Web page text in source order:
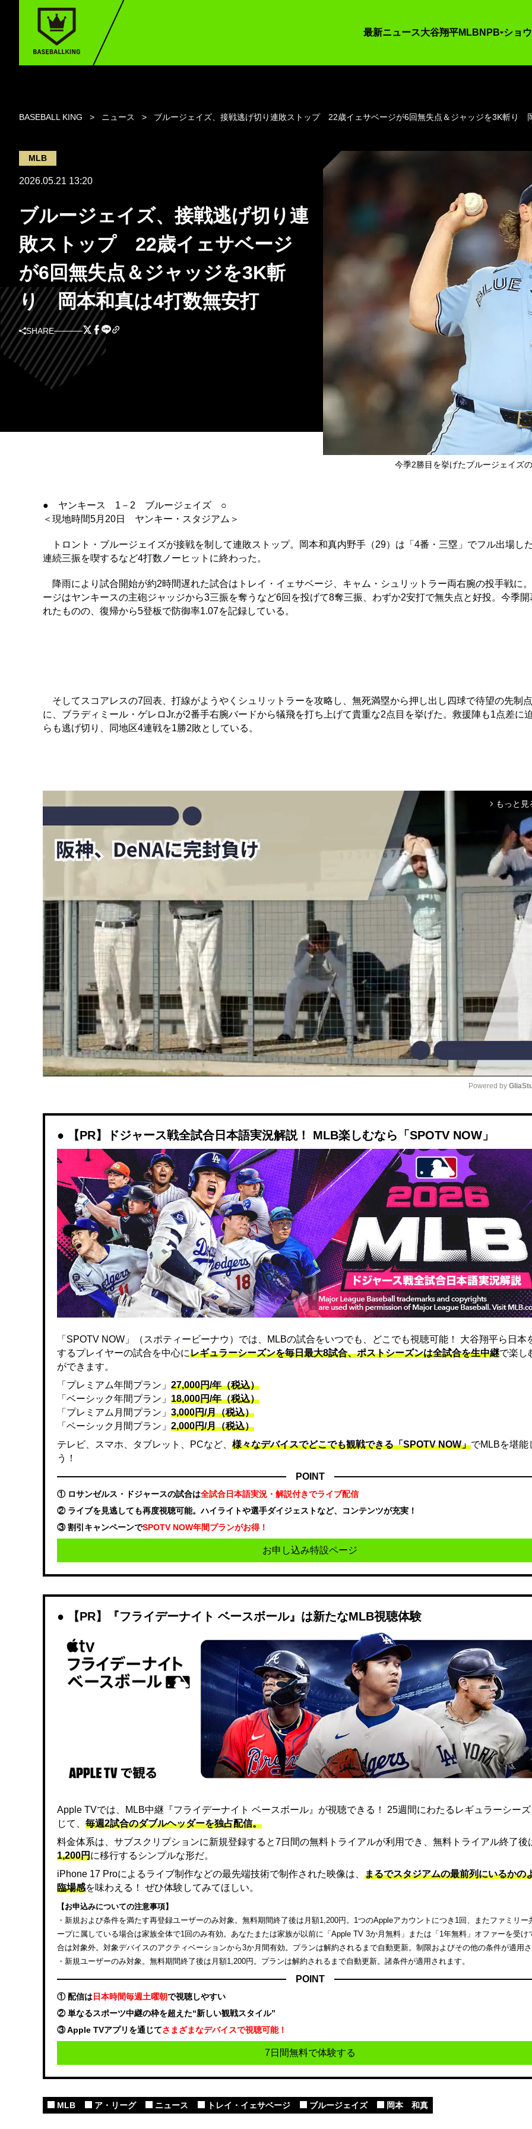
最新ニュース大谷翔平MLB NPB ショ
BASEBALL KING ニュース ブルージェイズ、接戦逃げ切り連敗ストップ 22歳イェサベージが6回無失点＆ジャッジを3K斬り
MLB
2026.05.21 13:20
ブルージェイズ、接戦逃げ切り連
敗ストップ 22歳イェサベージ
が6回無失点＆ジャッジを3K斬
り 岡本和真は4打数無安打
SHARE
今季2勝目を挙げたブルージェイズ
● ヤンキース 1－2 ブルージェイズ ○
＜現地時間5月20日 ヤンキー・スタジアム＞
トロント・ブルージェイズが接戦を制して連敗ストップ。岡本和真内野手（29）は「4番・三塁」でフル出場し
連続三振を喫するなど4打数ノーヒットに終わった。
降雨により試合開始が約2時間遅れた試合はトレイ・イェサベージ、キャム・シュリットラー両右腕の投手戦に
ージはヤンキースの主砲ジャッジから3三振を奪うなど6回を投げて8奪三振、わずか2安打で無失点と好投。今季
れたものの、復帰から5登板で防御率1.07を記録している。
そしてスコアレスの7回表、打線がようやくシュリットラーを攻略し、無死満塁から押し出し四球で待望の先制
に、ブラディミール・ゲレロJr.が2番手右腕バードから犠飛を打ち上げて貴重な2点目を挙げた。救援陣も1点差に
らも逃げ切り、同地区4連戦を1勝2敗としている。
arrow_forward_ios もっと見
Powered by
【PR】ドジャース戦全試合日本語実況解説！ MLB楽しむなら「SPOTV NOW」
「SPOTV NOW」（スポティービーナウ）では、MLBの試合をいつでも、どこでも視聴可能！ 大谷翔平ら日本
するプレイヤーの試合を中心にレギュラーシーズンを毎日最大8試合、ポストシーズンは全試合を生中継で楽し
ができます。
「プレミアム年間プラン」 27,000円/年（税込）
「ベーシック年間プラン」 18,000円/年（税込）
「プレミアム月間プラン」 3,000円/月（税込）
「ベーシック月間プラン」 2,000円/月（税込）
テレビ、スマホ、タブレット、PCなど、 様々なデバイスでどこでも観戦できる「SPOTV NOW」でMLBを堪能
う！
POINT
① ロサンゼルス・ドジャースの試合は全試合日本語実況・解説付きでライブ配信
② ライブを見逃しても再度視聴可能。ハイライトや選手ダイジェストなど、コンテンツが充実！
③ 割引キャンペーンでSPOTV NOW年間プランがお得！
お申し込み特設ページ
【PR】『フライデーナイト ベースボール』は新たなMLB視聴体験
Apple TVでは、MLB中継『フライデーナイト ベースボール』が視聴できる！ 25週間にわたるレギュラーシー
じて、 毎週2試合のダブルヘッダーを独占配信。
料金体系は、サブスクリプションに新規登録すると7日間の無料トライアルが利用でき、無料トライアル終了後
1,200円に移行するシンプルな形だ。
iPhone 17 Proによるライブ制作などの最先端技術で制作された映像は、 まるでスタジアムの最前列にいるかの
臨場感を味わえる！ ぜひ体験してみてほしい。
【お申込みについての注意事項】
・新規および条件を満たす再登録ユーザーのみ対象。無料期間終了後は月額1,200円。1つのAppleアカウントにつき1回、またファミリー
ープに属している場合は家族全体で1回のみ有効。あなたまたは家族が以前に「Apple TV 3か月無料」または「1年無料」オファーを受け
合は対象外。対象デバイスのアクティベーションから3か月間有効。プランは解約されるまで自動更新。制限およびその他の条件が適用
・新規ユーザーのみ対象。無料期間終了後は月額1,200円。プランは解約されるまで自動更新。諸条件が適用されます。
POINT
① 配信は日本時間毎週土曜朝で視聴しやすい
② 単なるスポーツ中継の枠を超えた“新しい観戦スタイル”
③ Apple TVアプリを通じてさまざまなデバイスで視聴可能！
7日間無料で体験する
MLB ア・リーグ ニュース トレイ・イェサベージ ブルージェイズ 岡本 和真